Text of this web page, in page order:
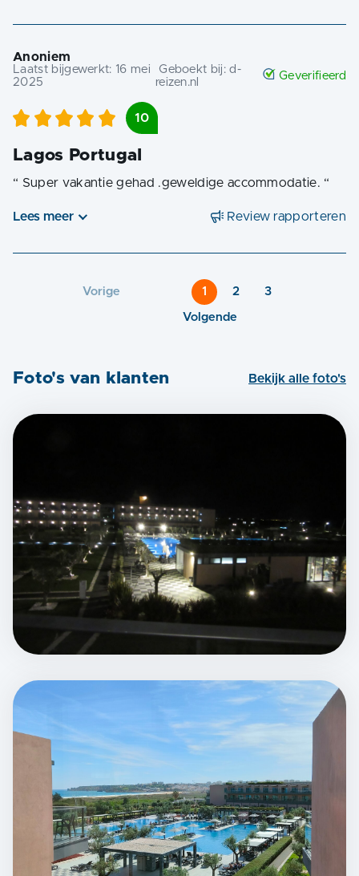
Anoniem
Laatst bijgewerkt: 16 mei
2025
Geboekt bij:d-
reizen.nl
Geverifieerd
10
Lagos Portugal
“ Super vakantie gehad .geweldige accommodatie. “
Lees meer Review rapporteren
Vorige 1 2 3
Volgende
Foto's van klanten Bekijk alle foto's